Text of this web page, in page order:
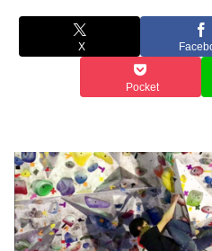
X
Pocket